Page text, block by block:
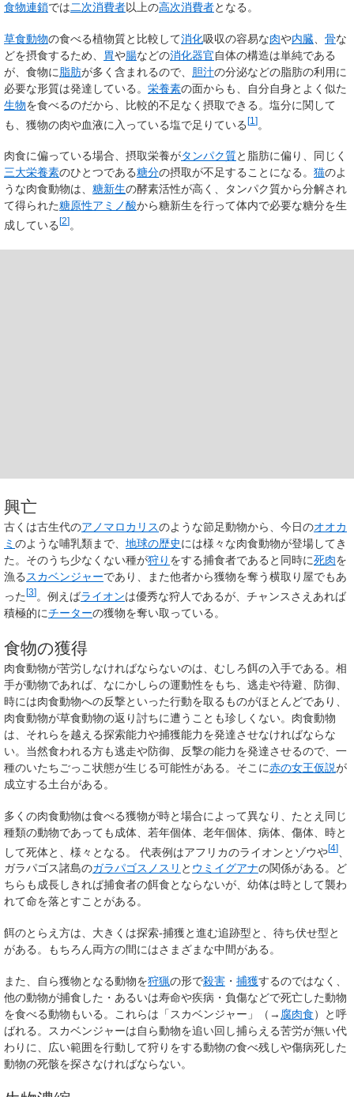
食物連鎖では二次消費者以上の高次消費者となる。
草食動物の食べる植物質と比較して消化吸収の容易な肉や内臓 骨な
どを摂食するため、
胃や腸などの消化器官自体の構造は単純である
が、食物に脂肪が多く含まれるので、 胆汁の分泌などの脂肪の利用に
必要な形質は発達している。 栄養素の面からも、自分自身とよく似た
生物を食べるのだから、比較的不足なく摂取できる。塩分に関して
も、獲物の肉や血液に入っている塩で足りている[1 ]。
肉食に偏っている場合、摂取栄養がタンパク質と脂肪に偏り、同じく
三大栄養素のひとつである糖分の摂取が不足することになる。 猫のよ
うな肉食動物は、 糖新生の酵素活性が高く、タンパク質から分解され
て得られた糖原性アミノ酸から糖新生を行って体内で必要な糖分を生
成している [2] 。
興亡
古くは古生代のアノマロカリスのような節足動物から、今日のオオカ
ミ のような哺乳類まで、 地球の歴史には様々な肉食動物が登場してき
た。そのうち少なくない種が狩り をする捕食者であると同時に死肉を
漁る スカベンジャーであり、また他者から獲物を奪う横取り屋でもあ
った[3]。例えばライオンは優秀な狩人であるが、チャンスさえあれば
積極的にチーターの獲物を奪い取っている。
食物の獲得
肉食動物が苦労しなければならないのは、むしろ餌の入手である。相
手が動物であれば、なにかしらの運動性をもち、逃走や待避、防御、
時には肉食動物への反撃といった行動を取るものがほとんどであり、
肉食動物が草食動物の返り討ちに遭うことも珍しくない。肉食動物
は、それらを越える探索能力や捕獲能力を発達させなければならな
い。当然食われる方も逃走や防御、反撃の能力を発達させるので、一
種のいたちごっこ状態が生じる可能性がある。そこに赤の女王仮説が
成立する土台がある。
多くの肉食動物は食べる獲物が時と場合によって異なり、たとえ同じ
種類の動物であっても成体、若年個体、老年個体、病体、傷体、時と
して死体と、様々となる。 代表例はアフリカのライオンとゾウや[4]
ガラパゴス諸島のガラパゴスノスリ と ウミイグアナの関係がある。ど
ちらも成長しきれば捕食者の餌食とならないが、幼体は時として襲わ
れて命を落とすことがある。
餌のとらえ方は、大きくは探索-捕獲と進む追跡型と、待ち伏せ型と
がある。もちろん両方の間にはさまざまな中間がある。
また、自ら獲物となる動物を狩猟の形で殺害 ・ 捕獲するのではなく、
他の動物が捕食した・あるいは寿命や疾病・負傷などで死亡した動物
を食べる動物もいる。これらは「スカベンジャー」（→ 腐肉食）と呼
ばれる。スカベンジャーは自ら動物を追い回し捕らえる苦労が無い代
わりに、広い範囲を行動して狩りをする動物の食べ残しや傷病死した
動物の死骸を探さなければならない。